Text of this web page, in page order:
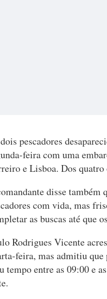
pescadores
feira com uma
e Lisboa. Dos
disse também
com vida, mas
as buscas até que
Rodrigues Vicente
feira, mas admitiu que
tempo entre as 09:00 e